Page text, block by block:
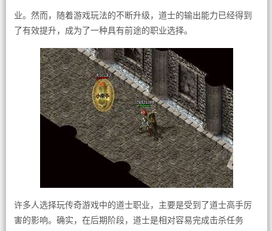
业。然而，随着游戏玩法的不断升级，道士的输出能力已经得到
了有效提升，成为了一种具有前途的职业选择。
许多人选择玩传奇游戏中的道士职业，主要是受到了道士高手厉
害的影响。确实，在后期阶段，道士是相对容易完成击杀任务